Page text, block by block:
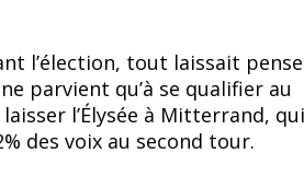
l’élection, tout laissait
parvient qu’à se qualifier au
l’Élysée à Mitterrand, qui
des voix au second tour.